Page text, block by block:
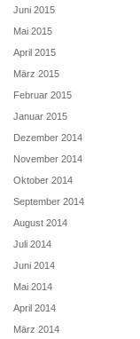
Juni 2015
Mai 2015
April 2015
März 2015
Februar 2015
Januar 2015
Dezember 2014
November 2014
Oktober 2014
September 2014
August 2014
Juli 2014
Juni 2014
Mai 2014
April 2014
März 2014